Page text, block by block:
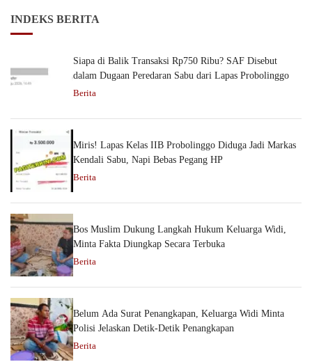
INDEKS BERITA
Siapa di Balik Transaksi Rp750 Ribu? SAF Disebut
dalam Dugaan Peredaran Sabu dari Lapas Probolinggo
Berita
Miris! Lapas Kelas IIB Probolinggo Diduga Jadi Markas
Kendali Sabu, Napi Bebas Pegang HP
Berita
Bos Muslim Dukung Langkah Hukum Keluarga Widi,
Minta Fakta Diungkap Secara Terbuka
Berita
Belum Ada Surat Penangkapan, Keluarga Widi Minta
Polisi Jelaskan Detik-Detik Penangkapan
Berita